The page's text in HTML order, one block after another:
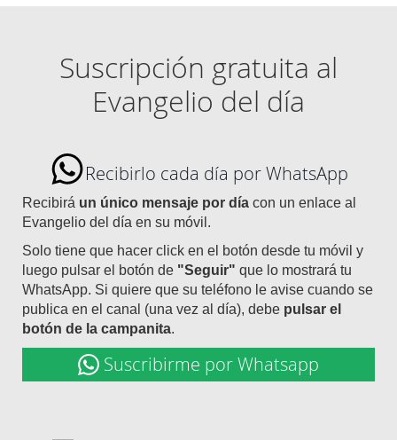
Suscripción gratuita al
Evangelio del día
Recibirlo cada día por WhatsApp
Recibirá un único mensaje por día con un enlace al
Evangelio del día en su móvil.
Solo tiene que hacer click en el botón desde tu móvil y
luego pulsar el botón de "Seguir" que lo mostrará tu
WhatsApp. Si quiere que su teléfono le avise cuando se
publica en el canal (una vez al día), debe pulsar el
botón de la campanita.
Suscribirme por Whatsapp